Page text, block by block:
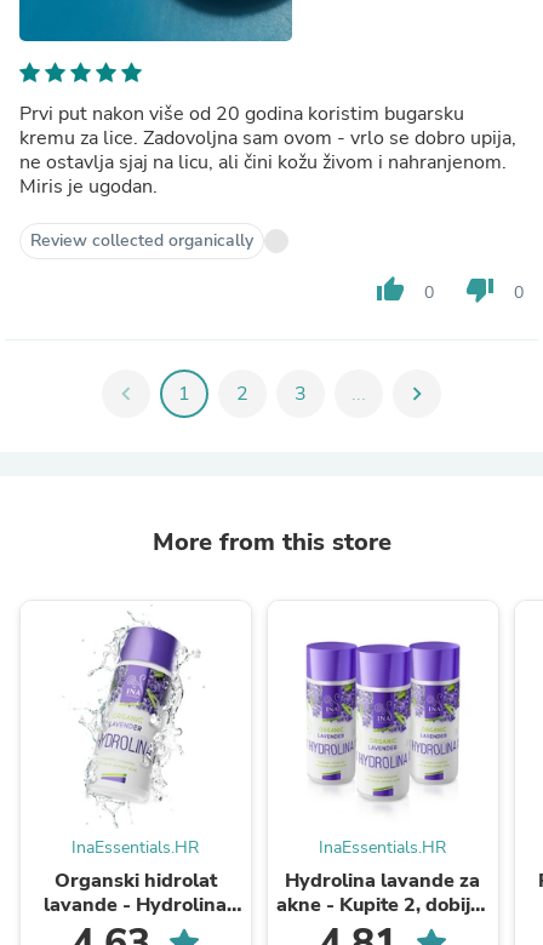
Prvi put nakon više od 20 godina koristim bugarsku
kremu za lice. Zadovoljna sam ovom - vrlo se dobro upija,
ne ostavlja sjaj na licu, ali čini kožu živom i nahranjenom.
Miris je ugodan.
Review collected organically
thumb_up 0 thumb_down 0
chevron_left 1 2 3 ... chevron_right
More from this store
InaEssentials.HR
Organski hidrolat
lavande - Hydrolina
(150ml)
InaEssentials.HR
Hydrolina lavande za
akne - Kupite 2, dobijte
1 besplatno